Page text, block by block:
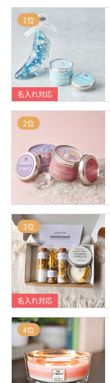
1位
名入れ対応
2位
3位
名入れ対応
4位